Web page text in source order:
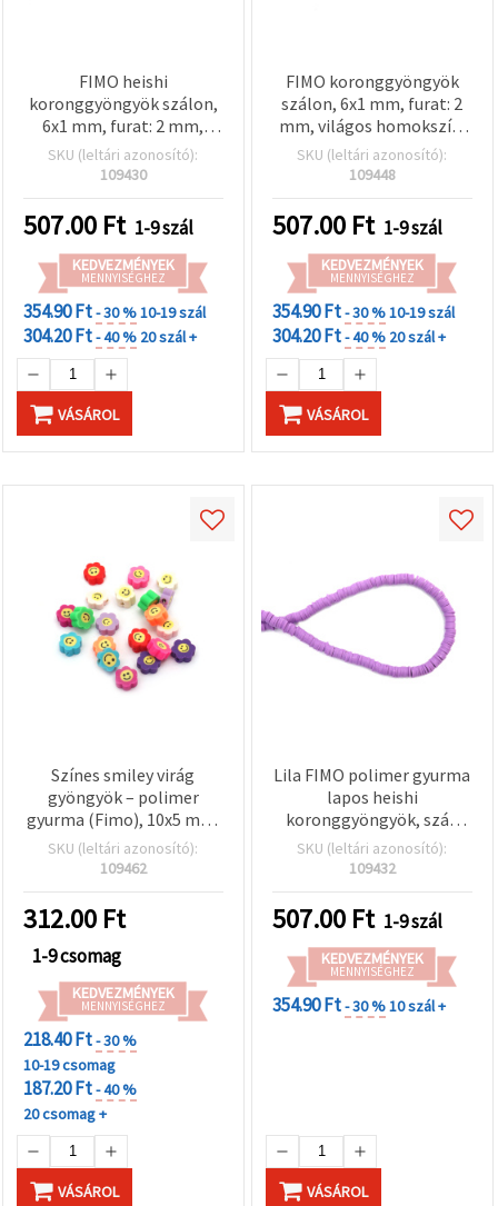
FIMO heishi
koronggyöngyök szálon,
6x1 mm, furat: 2 mm,
elektromos sárga
(neonsárga), kb. 320 db
SKU (leltári azonosító):
109430
507.00 Ft 1-9 szál
KEDVEZMÉNYEK
MENNYISÉGHEZ
354.90 Ft- 30 %10-19 szál
304.20 Ft- 40 % 20 szál +
VÁSÁROL
FIMO koronggyöngyök
szálon, 6x1 mm, furat: 2
mm, világos homokszín,
kb. 320 db
SKU (leltári azonosító):
109448
507.00 Ft 1-9 szál
KEDVEZMÉNYEK
MENNYISÉGHEZ
354.90 Ft- 30 %10-19 szál
304.20 Ft- 40 % 20 szál +
VÁSÁROL
Színes smiley virág
gyöngyök – polimer
gyurma (Fimo), 10x5 mm,
2 mm furat, vegyes, 20 db
SKU (leltári azonosító):
109462
312.00 Ft
1-9 csomag
KEDVEZMÉNYEK
MENNYISÉGHEZ
218.40 Ft- 30 %
10-19 csomag
187.20 Ft- 40 %
20 csomag +
VÁSÁROL
Lila FIMO polimer gyurma
lapos heishi
koronggyöngyök, szál,
6x1 mm, furat: 2 mm –
ideális ékszerkészítéshez,
projektekhez, ~320 db
SKU (leltári azonosító):
109432
507.00 Ft 1-9 szál
KEDVEZMÉNYEK
MENNYISÉGHEZ
354.90 Ft- 30 %10 szál +
VÁSÁROL